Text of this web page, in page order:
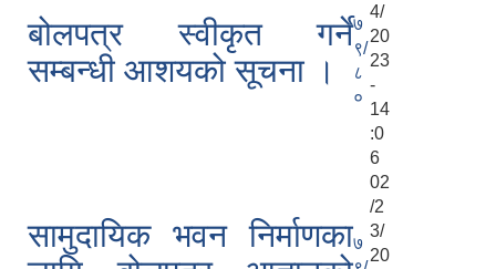
बोलपत्र स्वीकृत गर्ने
सम्बन्धी आशयको सूचना ।
७
९/
८
०
4/
20
23
-
14
:0
6
सामुदायिक भवन निर्माणका७
02
/2
3/
20